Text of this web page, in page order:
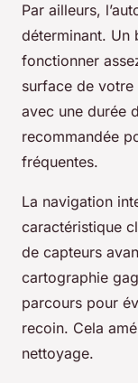
Par ailleurs,
déterminant.
fonctionner
surface de
avec une durée
recommandée
fréquentes.
La navigation
caractéristique
de capteurs
cartographie
parcours pour
recoin. Cela
nettoyage.